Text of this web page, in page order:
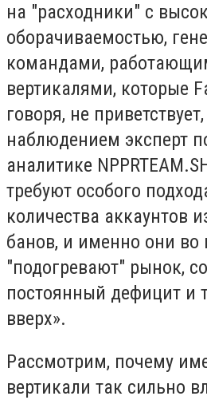
на "расходники" с
оборачиваемостью,
командами,
вертикалями, которые
говоря, не
наблюдением эксперт
аналитике
требуют особого
количества аккаунтов
банов, и именно они во
"подогревают" рынок,
постоянный дефицит и
вверх».
Рассмотрим, почему
вертикали так сильно